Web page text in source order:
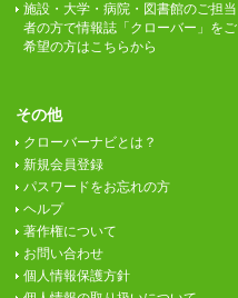
施設・大学・病院・図書館のご担当
者の方で情報誌「クローバー」をご
希望の方はこちらから
その他
クローバーナビとは？
新規会員登録
パスワードをお忘れの方
ヘルプ
著作権について
お問い合わせ
個人情報保護方針